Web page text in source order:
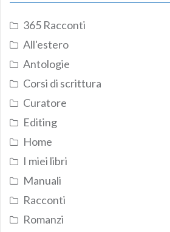
365 Racconti
All'estero
Antologie
Corsi di scrittura
Curatore
Editing
Home
I miei libri
Manuali
Racconti
Romanzi